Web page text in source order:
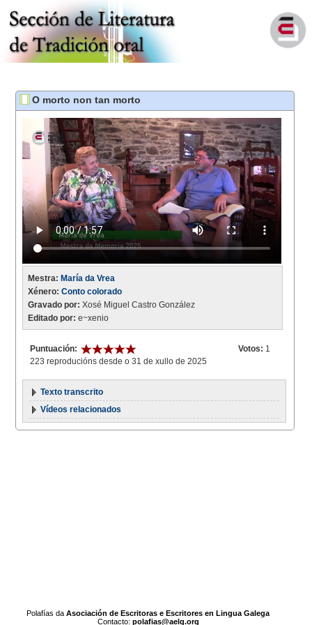
O morto non tan morto
Mestra: María da Vrea
Xénero: Conto colorado
Gravado por: Xosé Miguel Castro González
Editado por: e~xenio
Puntuación: Votos: 1
223 reproducións desde o 31 de xullo de 2025
Texto transcrito
Vídeos relacionados
Polafías daAsociación de Escritoras e Escritores en Lingua Galega
Contacto: polafias@aelg.org